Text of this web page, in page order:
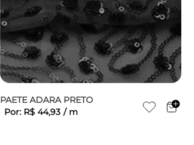
PAETE ADARA PRETO
Por: R$ 44,93 / m